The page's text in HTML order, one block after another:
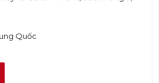
Quốc